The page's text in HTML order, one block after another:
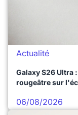
Actualité
Galaxy S26 Ultra
rougeâtre sur
06/08/2026